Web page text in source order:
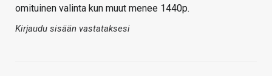
omituinen valinta kun muut menee 1440p.
Kirjaudu sisään vastataksesi